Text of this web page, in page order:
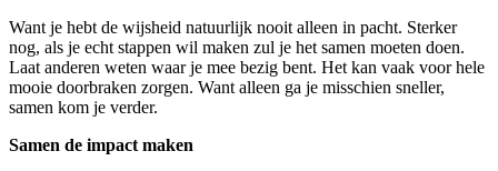
Want je hebt de wijsheid natuurlijk nooit alleen in pacht. Sterker
nog, als je echt stappen wil maken zul je het samen moeten doen.
Laat anderen weten waar je mee bezig bent. Het kan vaak voor hele
mooie doorbraken zorgen. Want alleen ga je misschien sneller,
samen kom je verder.
Samen de impact maken